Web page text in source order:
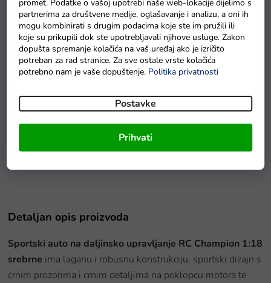
promet. Podatke o vašoj upotrebi naše web-lokacije dijelimo s
partnerima za društvene medije, oglašavanje i analizu, a oni ih
mogu kombinirati s drugim podacima koje ste im pružili ili
koje su prikupili dok ste upotrebljavali njihove usluge. Zakon
dopušta spremanje kolačića na vaš uređaj ako je izričito
potreban za rad stranice. Za sve ostale vrste kolačića
potrebno nam je vaše dopuštenje. Politika privatnosti
Postavke
Prihvati
Detaljan opis proizvoda
Sportski auto na daljinsko upravljanje RC Champion 1:18
srebrne ima laganu i robusnu konstrukciju, sportski dizajn s
crnim prozorima i crnim detaljima na poklopcu motora te